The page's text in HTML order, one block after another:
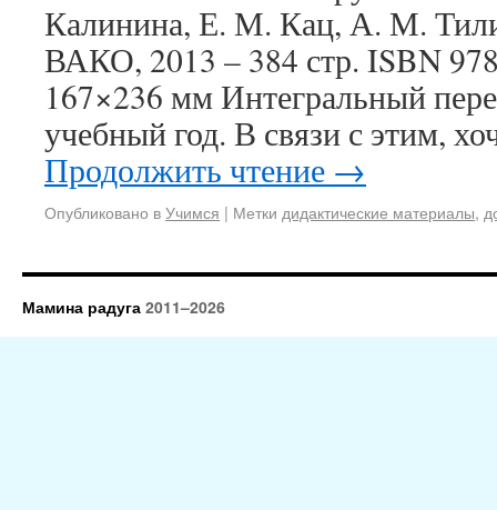
Калинина, Е. М. Кац, А. М.
ВАКО, 2013 – 384 стр. ISBN
167×236 мм Интегральный
учебный год. В связи с этим,
Продолжить чтение →
Опубликовано вУчимся | Метки дидактические материалы,
Мамина радуга 2011–2026